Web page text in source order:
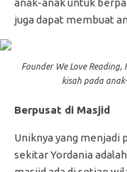
juga dapat membuat
Founder We Love
kisah pada
Berpusat di Masjid
Uniknya yang menjadi
sekitar Yordania